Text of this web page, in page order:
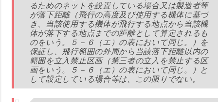
るためのネットを設置している場合又は製造者等
が落下距離（飛行の高度及び使用する機体に基づ
き、当該使用する機体が飛行する地点から当該機
体が落下する地点までの距離として算定されるも
のをいう。５－６（エ）の表において同じ。）を
保証し、飛行範囲の外周から当該落下距離以内の
範囲を立入禁止区画（第三者の立入を禁止する区
画をいう。５－６（エ）の表において同じ。）と
して設定している場合等は、この限りでない。